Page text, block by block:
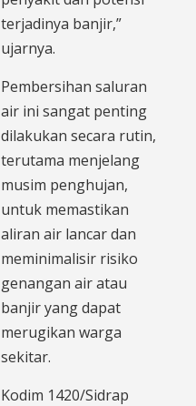
terjadinya banjir,”
ujarnya.
​Pembersihan saluran
air ini sangat penting
dilakukan secara rutin,
terutama menjelang
musim penghujan,
untuk memastikan
aliran air lancar dan
meminimalisir risiko
genangan air atau
banjir yang dapat
merugikan warga
sekitar.
​Kodim 1420/Sidrap